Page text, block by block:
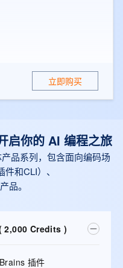
立即购买
启你的 AI 编程之旅
品系列，包含面向编码场
和CLI）、
品。
2,000 Credits )
插件